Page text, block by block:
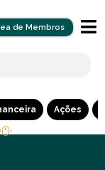
de Membros
Ações